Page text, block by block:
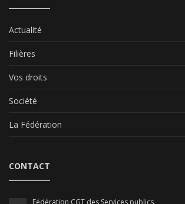
Actualité
Filières
Vos droits
Société
La Fédération
CONTACT
Fédération CGT des Services publics